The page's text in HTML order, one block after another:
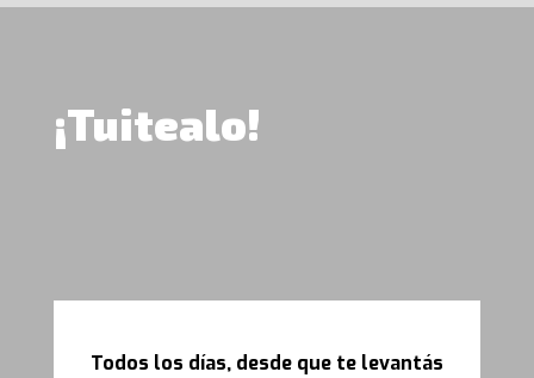
¡Tuitealo!
Todos los días, desde que te levantás